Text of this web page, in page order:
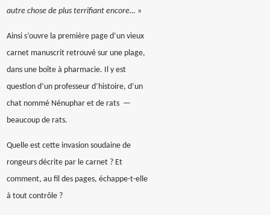
autre chose de plus terrifiant encore… »
Ainsi s’ouvre la première page d’un vieux
carnet manuscrit retrouvé sur une plage,
dans une boîte à pharmacie. Il y est
question d’un professeur d’histoire, d’un
chat nommé Nénuphar et de rats —
beaucoup de rats.
Quelle est cette invasion soudaine de
rongeurs décrite par le carnet ? Et
comment, au fil des pages, échappe-t-elle
à tout contrôle ?